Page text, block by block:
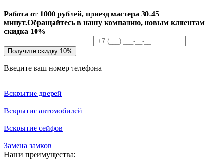
Работа от 1000 рублей, приезд мастера 30-45
минут.Обращайтесь в нашу компанию, новым клиентам
скидка 10%
Получите скидку 10%
Введите ваш номер телефона
Вскрытие дверей
Вскрытие автомобилей
Вскрытие сейфов
Замена замков
Наши преимущества: